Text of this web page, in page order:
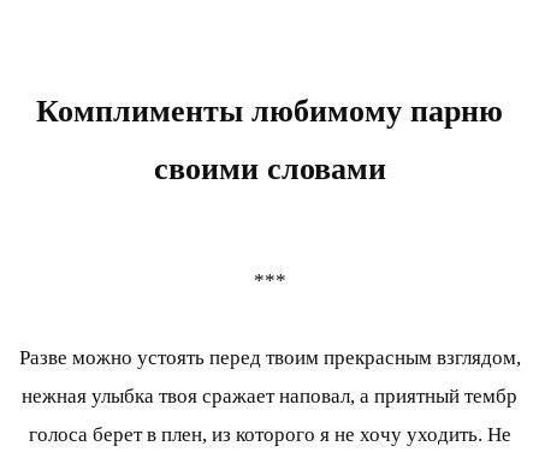
Комплименты любимому парню
своими словами
***
Разве можно устоять перед твоим прекрасным взглядом,
нежная улыбка твоя сражает наповал, а приятный тембр
голоса берет в плен, из которого я не хочу уходить. Не